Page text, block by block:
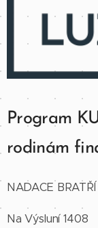
Program
rodinám
NADACE
Na Výsluní 1408